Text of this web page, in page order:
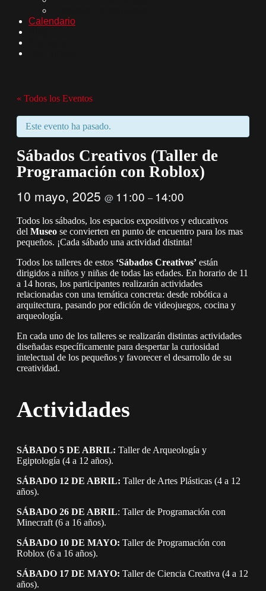
Calendario
« Todos los Eventos
Este evento ha pasado.
Sábados Creativos (Taller de
Programación con Roblox)
10 mayo, 2025 @ 11:00 – 14:00
Todos los sábados, los espacios expositivos y educativos
del Museo se convierten en punto de encuentro para los mas
pequeños. ¡Cada sábado una actividad distinta!
Todos los talleres de estos ‘Sábados Creativos’ están
dirigidos a niños y niñas de todas las edades. En horario de 11
a 14 horas, los participantes realizarán actividades
relacionadas con una temática concreta: desde robótica a
arquitectura, pasando por edición de videojuegos, cocina y
arqueología.
En cada uno de los talleres se realizarán distintas actividades
diseñadas específicamente para despertar la curiosidad
intelectual de los pequeños y favorecer el desarrollo de su
creatividad.
Actividades
SÁBADO 5 DE ABRIL: Taller de Arqueología y
Egiptología (4 a 12 años).
SÁBADO 12 DE ABRIL: Taller de Artes Plásticas (4 a 12
años).
SÁBADO 26 DE ABRIL: Taller de Programación con
Minecraft (6 a 16 años).
SÁBADO 10 DE MAYO: Taller de Programación con
Roblox (6 a 16 años).
SÁBADO 17 DE MAYO: Taller de Ciencia Creativa (4 a 12
años).